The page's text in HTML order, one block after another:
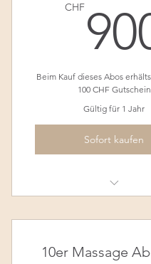
CHF
Beim Kauf dieses Abos
100 CHF Gutschein
Gültig für 1 Jahr
Sofort kaufen
Massage - 45
10er Massage